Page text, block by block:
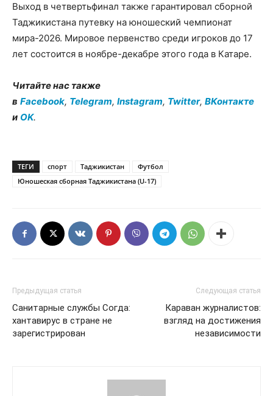
Выход в четвертьфинал также гарантировал сборной
Таджикистана путевку на юношеский чемпионат
мира-2026. Мировое первенство среди игроков до 17
лет состоится в ноябре-декабре этого года в Катаре.
Читайте нас также
в Facebook, Telegram, Instagram, Twitter, ВКонтакте
и OK.
ТЕГИ спорт Таджикистан
Футбол
Юношеская сборная Таджикистана (U-17)
Предыдущая статья
Санитарные службы Согда:
хантавирус в стране не
зарегистрирован
Следующая статья
Караван журналистов:
взгляд на достижения
независимости